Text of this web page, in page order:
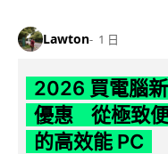
Lawton 1 日
2026 買電腦
優惠 從極致
的高效能 PC